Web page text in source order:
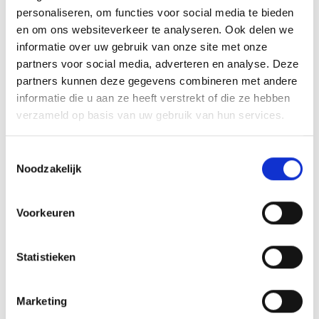
personaliseren, om functies voor social media te bieden
en om ons websiteverkeer te analyseren. Ook delen we
informatie over uw gebruik van onze site met onze
partners voor social media, adverteren en analyse. Deze
partners kunnen deze gegevens combineren met andere
informatie die u aan ze heeft verstrekt of die ze hebben
verzameld op basis van uw gebruik van hun services.
Noodzakelijk
Voorkeuren
Statistieken
Marketing